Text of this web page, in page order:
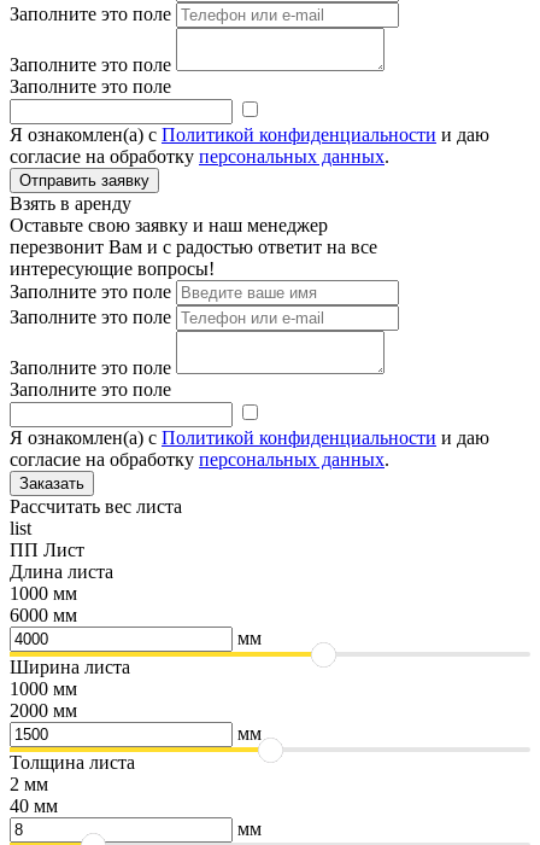
Заполните это поле
Заполните это поле
Заполните это поле
Я ознакомлен(а) с Политикой конфиденциальности и даю
согласие на обработку персональных данных.
Взять в аренду
Оставьте свою заявку и наш менеджер
перезвонит Вам и с радостью ответит на все
интересующие вопросы!
Заполните это поле
Заполните это поле
Заполните это поле
Заполните это поле
Я ознакомлен(а) с Политикой конфиденциальности и даю
согласие на обработку персональных данных.
Рассчитать вес листа
list
ПП Лист
Длина листа
1000 мм
6000 мм
мм
Ширина листа
1000 мм
2000 мм
мм
Толщина листа
2 мм
40 мм
мм